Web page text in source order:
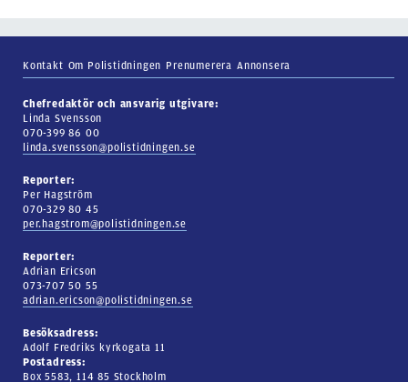
Kontakt Om Polistidningen Prenumerera Annonsera
Chefredaktör och ansvarig utgivare:
Linda Svensson
070-399 86 00
linda.svensson@polistidningen.se
Reporter:
Per Hagström
070-329 80 45
per.hagstrom@polistidningen.se
Reporter:
Adrian Ericson
073-707 50 55
adrian.ericson@polistidningen.se
Besöksadress:
Adolf Fredriks kyrkogata 11
Postadress:
Box 5583, 114 85 Stockholm